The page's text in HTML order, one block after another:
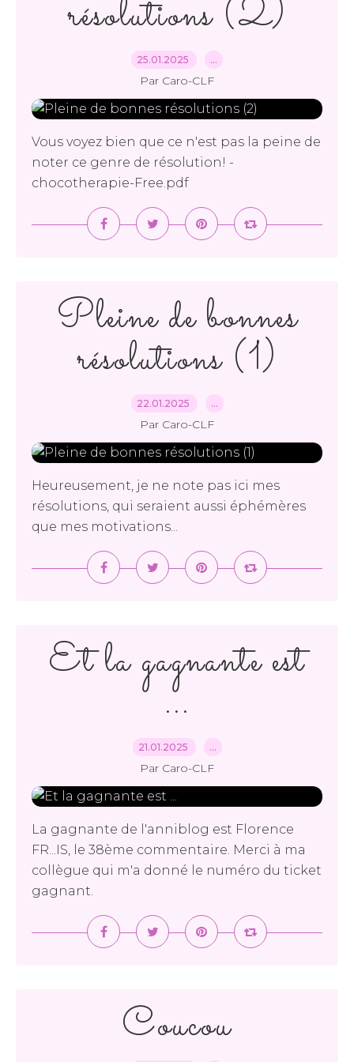
résolutions (2)
25.01.2025 …
Par Caro-CLF
Vous voyez bien que ce n'est pas la peine de
noter ce genre de résolution! -
chocotherapie-Free.pdf
Pleine de bonnes
résolutions (1)
22.01.2025 …
Par Caro-CLF
Heureusement, je ne note pas ici mes
résolutions, qui seraient aussi éphémères
que mes motivations...
Et la gagnante est
...
21.01.2025 …
Par Caro-CLF
La gagnante de l'anniblog est Florence
FR...IS, le 38ème commentaire. Merci à ma
collègue qui m'a donné le numéro du ticket
gagnant.
Coucou